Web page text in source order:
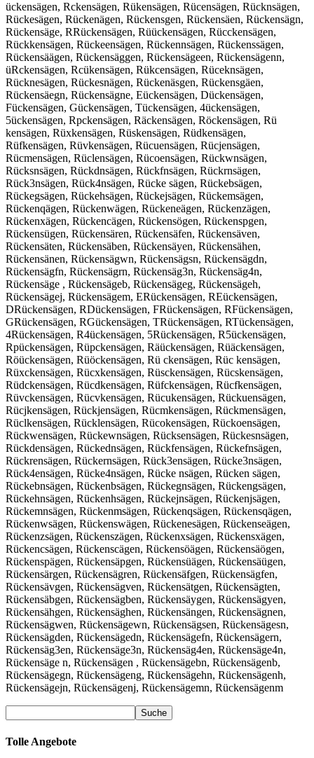
ückensägen, Rckensägen, Rükensägen, Rücensägen, Rücknsägen,
Rückesägen, Rückenägen, Rückensgen, Rückensäen, Rückensägn,
Rückensäge, RRückensägen, Rüückensägen, Rücckensägen,
Rückkensägen, Rückeensägen, Rückennsägen, Rückenssägen,
Rückensäägen, Rückensäggen, Rückensägeen, Rückensägenn,
üRckensägen, Rcükensägen, Rükcensägen, Rüceknsägen,
Rücknesägen, Rückesnägen, Rückenäsgen, Rückensgäen,
Rückensäegn, Rückensägne, Eückensägen, Dückensägen,
Fückensägen, Gückensägen, Tückensägen, 4ückensägen,
5ückensägen, Rpckensägen, Räckensägen, Röckensägen, Rü
kensägen, Rüxkensägen, Rüskensägen, Rüdkensägen,
Rüfkensägen, Rüvkensägen, Rücuensägen, Rücjensägen,
Rücmensägen, Rüclensägen, Rücoensägen, Rückwnsägen,
Rücksnsägen, Rückdnsägen, Rückfnsägen, Rückrnsägen,
Rück3nsägen, Rück4nsägen, Rücke sägen, Rückebsägen,
Rückegsägen, Rückehsägen, Rückejsägen, Rückemsägen,
Rückenqägen, Rückenwägen, Rückeneägen, Rückenzägen,
Rückenxägen, Rückencägen, Rückensögen, Rückenspgen,
Rückensügen, Rückensären, Rückensäfen, Rückensäven,
Rückensäten, Rückensäben, Rückensäyen, Rückensähen,
Rückensänen, Rückensägwn, Rückensägsn, Rückensägdn,
Rückensägfn, Rückensägrn, Rückensäg3n, Rückensäg4n,
Rückensäge , Rückensägeb, Rückensägeg, Rückensägeh,
Rückensägej, Rückensägem, ERückensägen, REückensägen,
DRückensägen, RDückensägen, FRückensägen, RFückensägen,
GRückensägen, RGückensägen, TRückensägen, RTückensägen,
4Rückensägen, R4ückensägen, 5Rückensägen, R5ückensägen,
Rpückensägen, Rüpckensägen, Räückensägen, Rüäckensägen,
Röückensägen, Rüöckensägen, Rü ckensägen, Rüc kensägen,
Rüxckensägen, Rücxkensägen, Rüsckensägen, Rücskensägen,
Rüdckensägen, Rücdkensägen, Rüfckensägen, Rücfkensägen,
Rüvckensägen, Rücvkensägen, Rücukensägen, Rückuensägen,
Rücjkensägen, Rückjensägen, Rücmkensägen, Rückmensägen,
Rüclkensägen, Rücklensägen, Rücokensägen, Rückoensägen,
Rückwensägen, Rückewnsägen, Rücksensägen, Rückesnsägen,
Rückdensägen, Rückednsägen, Rückfensägen, Rückefnsägen,
Rückrensägen, Rückernsägen, Rück3ensägen, Rücke3nsägen,
Rück4ensägen, Rücke4nsägen, Rücke nsägen, Rücken sägen,
Rückebnsägen, Rückenbsägen, Rückegnsägen, Rückengsägen,
Rückehnsägen, Rückenhsägen, Rückejnsägen, Rückenjsägen,
Rückemnsägen, Rückenmsägen, Rückenqsägen, Rückensqägen,
Rückenwsägen, Rückenswägen, Rückenesägen, Rückenseägen,
Rückenzsägen, Rückenszägen, Rückenxsägen, Rückensxägen,
Rückencsägen, Rückenscägen, Rückensöägen, Rückensäögen,
Rückenspägen, Rückensäpgen, Rückensüägen, Rückensäügen,
Rückensärgen, Rückensägren, Rückensäfgen, Rückensägfen,
Rückensävgen, Rückensägven, Rückensätgen, Rückensägten,
Rückensäbgen, Rückensägben, Rückensäygen, Rückensägyen,
Rückensähgen, Rückensäghen, Rückensängen, Rückensägnen,
Rückensägwen, Rückensägewn, Rückensägsen, Rückensägesn,
Rückensägden, Rückensägedn, Rückensägefn, Rückensägern,
Rückensäg3en, Rückensäge3n, Rückensäg4en, Rückensäge4n,
Rückensäge n, Rückensägen , Rückensägebn, Rückensägenb,
Rückensägegn, Rückensägeng, Rückensägehn, Rückensägenh,
Rückensägejn, Rückensägenj, Rückensägemn, Rückensägenm
Tolle Angebote